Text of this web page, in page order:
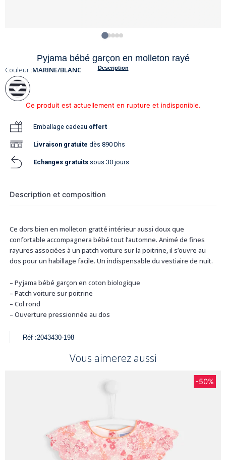
Pyjama bébé garçon en molleton rayé
Description
Couleur :MARINE/BLANC
Ce produit est actuellement en rupture et indisponible.
Emballage cadeau offert
Livraison gratuite dès 890 Dhs
Echanges gratuits sous 30 jours
Description et composition
Ce dors bien en molleton gratté intérieur aussi doux que
confortable accompagnera bébé tout l’automne. Animé de fines
rayures associées à un patch voiture sur la poitrine, il s’ouvre au
dos pour un habillage facile. Un indispensable du vestiaire de nuit.
– Pyjama bébé garçon en coton biologique
– Patch voiture sur poitrine
– Col rond
– Ouverture pressionnée au dos
Réf :2043430-198
Vous aimerez aussi
-50%